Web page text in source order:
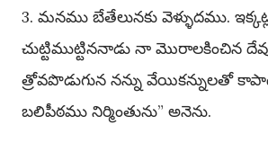
3. మనము బేతేలునకు వెళ్ళుదము.
చుట్టిముట్టిననాడు నా మొరాలకించిన
త్రోవపొడుగున నన్ను వేయికన్నులతో
బలిపీఠము నిర్మింతును” అనెను.